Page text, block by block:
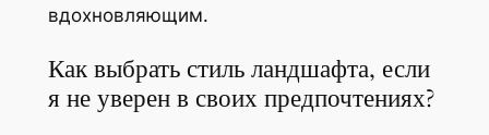
вдохновляющим.
Как выбрать стиль ландшафта, если
я не уверен в своих предпочтениях?